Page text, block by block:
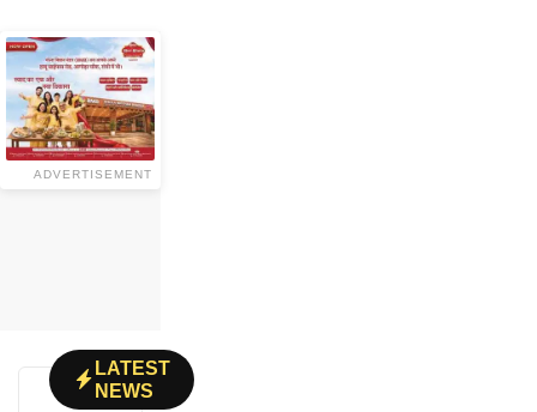
ADVERTISEMENT
LATEST
NEWS